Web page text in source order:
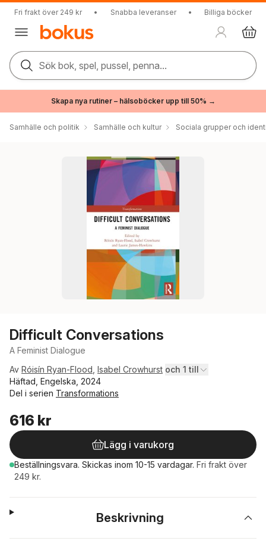
Fri frakt över 249 kr • Snabba leveranser • Billiga böcker
Sök bok, spel, pussel, penna...
Skapa nya rutiner – hälsoböcker upp till 50% →
Samhälle och politik Samhälle och kultur Sociala grupper och
Difficult Conversations
A Feminist Dialogue
Av Róisín Ryan-Flood Isabel Crowhurst och 1 till
Häftad, Engelska, 2024
Del i serien Transformations
616 kr
Lägg i varukorg
Beställningsvara. Skickas inom 10-15 vardagar. Fri frakt över
249 kr.
Beskrivning